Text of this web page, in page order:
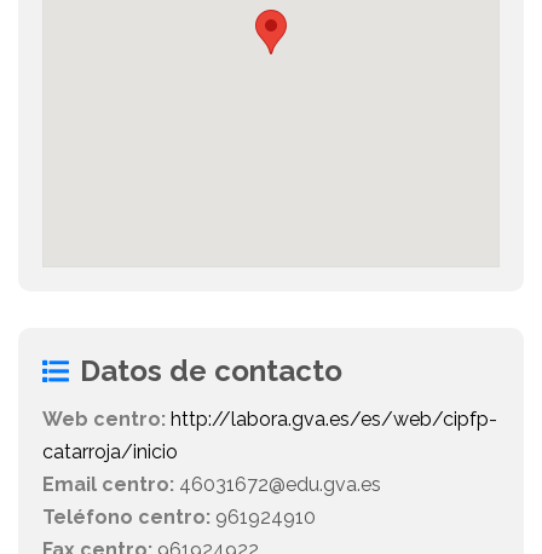
Datos de contacto
Web centro: http://labora.gva.es/es/web/cipfp-
catarroja/inicio
Email centro: 46031672@edu.gva.es
Teléfono centro: 961924910